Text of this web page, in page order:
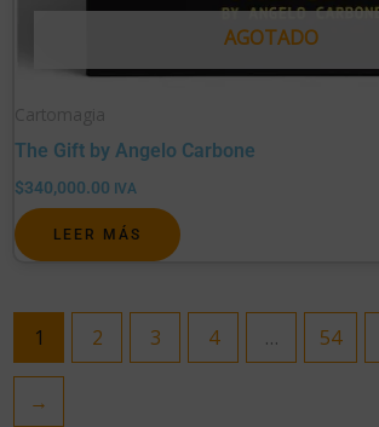
AGOTADO
The Gift by Angelo Carbone
$340,000.00 IVA
LEER MÁS
1 2 3 4 … 54
→